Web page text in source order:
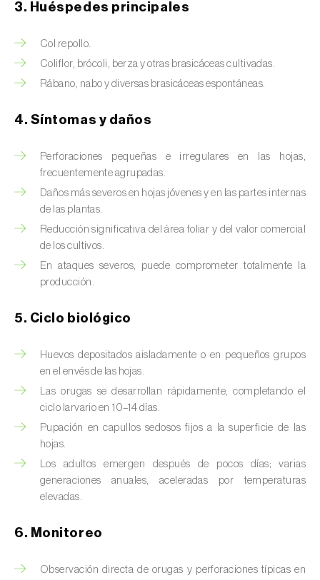
Barrenillo grabador (Ips acuminatus
Barrenillo tipografo del abeto rojo (
typographus)
Bicho camello ( Chrysodeixis chalcites
Brugo de la encina (Tortrix viridana
Cacoecia de los frutales (Archips rosana
Cantárida ( Lytta vesicatoria
Capua de los frutos (
Cecidomía destructora (
destructor)
quadridens)
Chinche de la morera (Pseudaulacaspis
pentagona)
Chinche de las piñas (
occidentalis
Chinche de los eucalyptus (
Chinche del sur (
Chinche del tomate ( Nesidiocoris tenuis)
3. Huéspedes principales
Col repollo.
Coliflor, brócoli, berza y otras brasicáceas cultivadas.
Rábano, nabo y diversas brasicáceas espontáneas.
4. Síntomas y daños
Perforaciones pequeñas e irregulares en las hojas,
frecuentemente agrupadas.
Daños más severos en hojas jóvenes y en las partes internas
de las plantas.
Reducción significativa del área foliar y del valor comercial
de los cultivos.
En ataques severos, puede comprometer totalmente la
producción.
5. Ciclo biológico
Huevos depositados aisladamente o en pequeños grupos
en el envés de las hojas.
Las orugas se desarrollan rápidamente, completando el
ciclo larvario en 10–14 días.
Pupación en capullos sedosos fijos a la superficie de las
hojas.
Los adultos emergen después de pocos días; varias
generaciones anuales, aceleradas por temperaturas
elevadas.
6. Monitoreo
Observación directa de orugas y perforaciones típicas en